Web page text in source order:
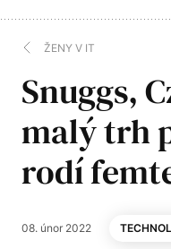
ŽENY V IT
Snuggs,
malý trh
rodí
08. únor 2022